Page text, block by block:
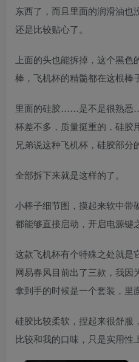
东西了，而且里面的润滑油也
还是比较贴心了。
上面的头也能拆掉，这个黑
棒，飞机杯的精髓都在这根棒
里面的硅胶……是不是很熟悉
杯差不多，质量挺重的，硅胶
兄弟说这种飞机杯，硅胶部分
全部拆下来就是这样的了。
小棒子细节图，摸起来软中带
都能够直接启动，开启电源键
这款飞机杯有个特殊之处就是
网易春风目前出了三款，我因
拿到手的时候是一个套装，里
硅胶比较柔软，捏起来很舒服
比较和我的口味，只是实用性